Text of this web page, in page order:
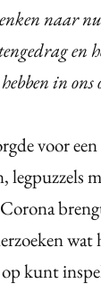
naar
en
in
voor
legpuzzels
wat
kunt